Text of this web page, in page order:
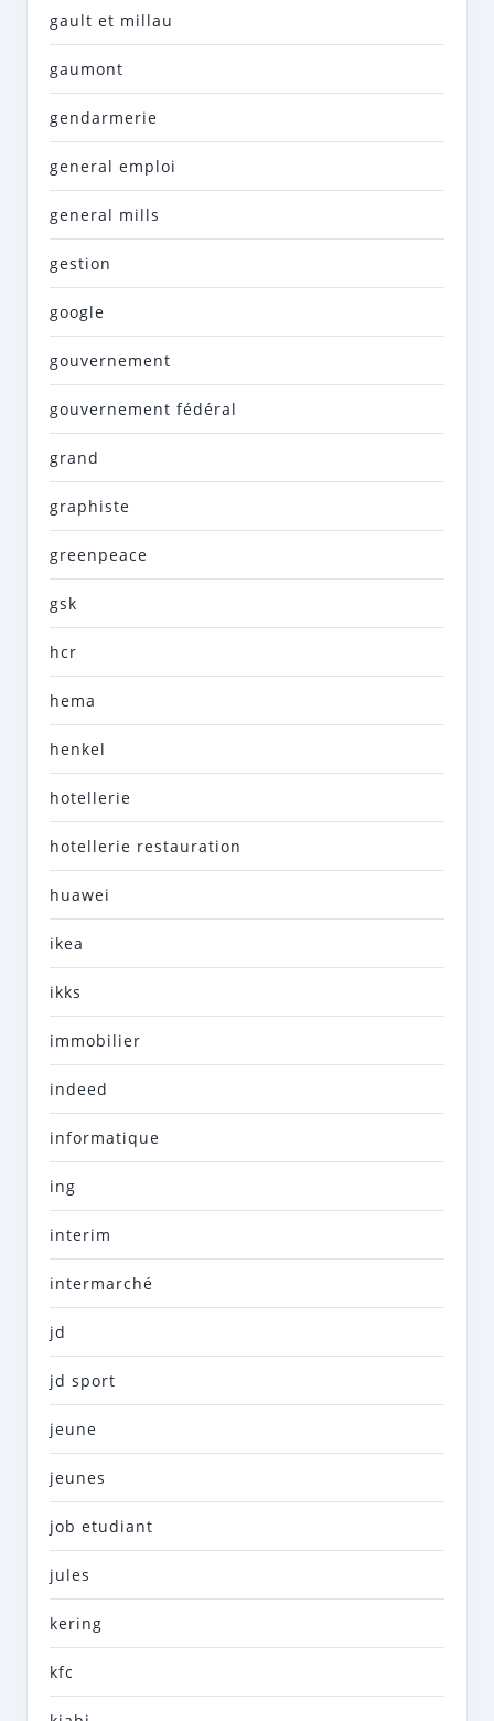
gault et millau
gaumont
gendarmerie
general emploi
general mills
gestion
google
gouvernement
gouvernement fédéral
grand
graphiste
greenpeace
gsk
hcr
hema
henkel
hotellerie
hotellerie restauration
huawei
ikea
ikks
immobilier
indeed
informatique
ing
interim
intermarché
jd
jd sport
jeune
jeunes
job etudiant
jules
kering
kfc